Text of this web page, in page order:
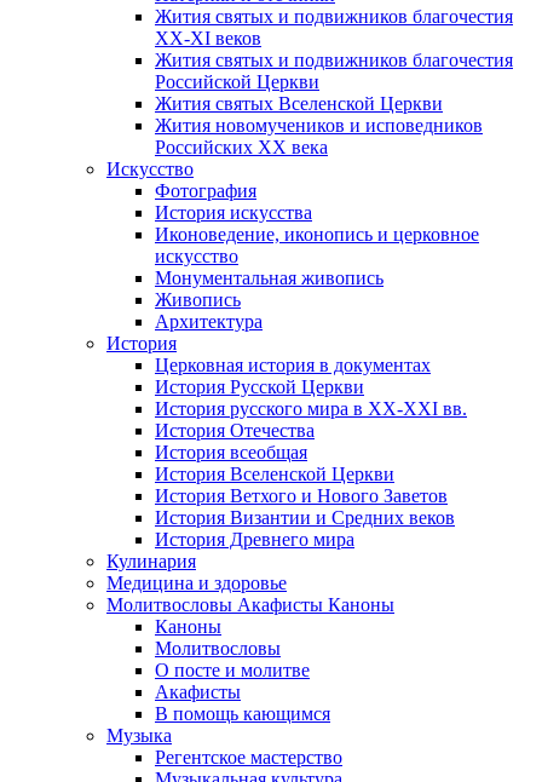
Жития святых и подвижников благочестия
ХХ-XI веков
Жития святых и подвижников благочестия
Российской Церкви
Жития святых Вселенской Церкви
Жития новомучеников и исповедников
Российских ХХ века
Искусство
Фотография
История искусства
Иконоведение, иконопись и церковное
искусство
Монументальная живопись
Живопись
Архитектура
История
Церковная история в документах
История Русской Церкви
История русского мира в ХХ-ХХI вв.
История Отечества
История всеобщая
История Вселенской Церкви
История Ветхого и Нового Заветов
История Византии и Средних веков
История Древнего мира
Кулинария
Медицина и здоровье
Молитвословы Акафисты Каноны
Каноны
Молитвословы
О посте и молитве
Акафисты
В помощь кающимся
Музыка
Регентское мастерство